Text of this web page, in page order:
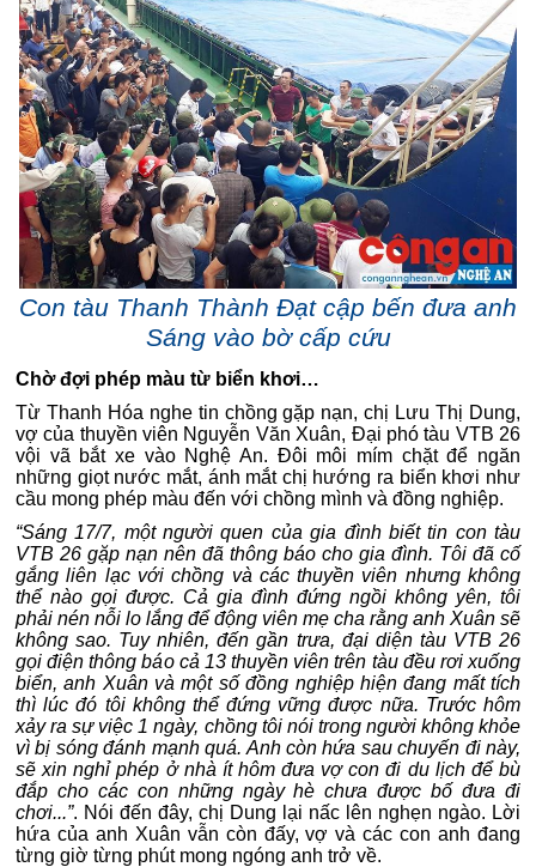
Con tàu Thanh Thành Đạt cập bến đưa anh
Sáng vào bờ cấp cứu
Chờ đợi phép màu từ biển khơi…
Từ Thanh Hóa nghe tin chồng gặp nạn, chị Lưu Thị Dung,
vợ của thuyền viên Nguyễn Văn Xuân, Đại phó tàu VTB 26
vội vã bắt xe vào Nghệ An. Đôi môi mím chặt để ngăn
những giọt nước mắt, ánh mắt chị hướng ra biển khơi như
cầu mong phép màu đến với chồng mình và đồng nghiệp.
“Sáng 17/7, một người quen của gia đình biết tin con tàu
VTB 26 gặp nạn nên đã thông báo cho gia đình. Tôi đã cố
gắng liên lạc với chồng và các thuyền viên nhưng không
thể nào gọi được. Cả gia đình đứng ngồi không yên, tôi
phải nén nỗi lo lắng để động viên mẹ cha rằng anh Xuân sẽ
không sao. Tuy nhiên, đến gần trưa, đại diện tàu VTB 26
gọi điện thông báo cả 13 thuyền viên trên tàu đều rơi xuống
biển, anh Xuân và một số đồng nghiệp hiện đang mất tích
thì lúc đó tôi không thể đứng vững được nữa. Trước hôm
xảy ra sự việc 1 ngày, chồng tôi nói trong người không khỏe
vì bị sóng đánh mạnh quá. Anh còn hứa sau chuyến đi này,
sẽ xin nghỉ phép ở nhà ít hôm đưa vợ con đi du lịch để bù
đắp cho các con những ngày hè chưa được bố đưa đi
chơi...”. Nói đến đây, chị Dung lại nấc lên nghẹn ngào. Lời
hứa của anh Xuân vẫn còn đấy, vợ và các con anh đang
từng giờ từng phút mong ngóng anh trở về.